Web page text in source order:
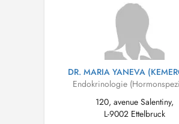
DR. MARIA YANEVA
Endokrinologie
120, avenue Salentiny,
L-9002 Ettelbruck